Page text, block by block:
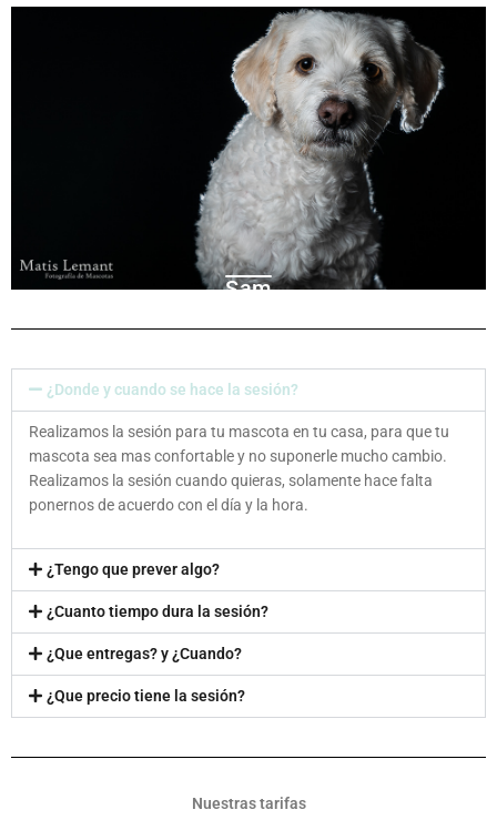
Sam
¿Donde y cuando se hace la sesión?
Realizamos la sesión para tu mascota en tu casa, para que tu
mascota sea mas confortable y no suponerle mucho cambio.
Realizamos la sesión cuando quieras, solamente hace falta
ponernos de acuerdo con el día y la hora.
¿Tengo que prever algo?
¿Cuanto tiempo dura la sesión?
¿Que entregas? y ¿Cuando?
¿Que precio tiene la sesión?
Nuestras tarifas